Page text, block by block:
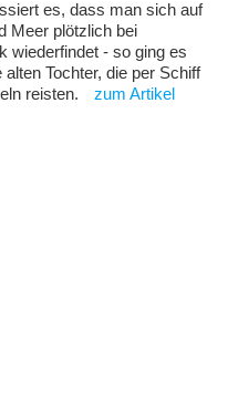
es, dass man sich auf
Meer plötzlich bei
wiederfindet - so ging es
Tochter, die per Schiff
reisten.
zum Artikel